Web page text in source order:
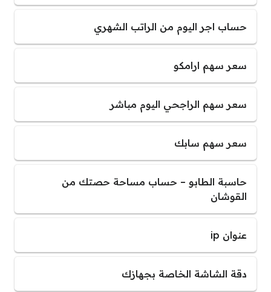
حساب اجر اليوم من الراتب الشهري
سعر سهم ارامكو
سعر سهم الراجحي اليوم مباشر
سعر سهم سابك
حاسبة الطابو – حساب مساحة حصتك من
القوشان
عنوان ip
دقة الشاشة الخاصة بجهازك